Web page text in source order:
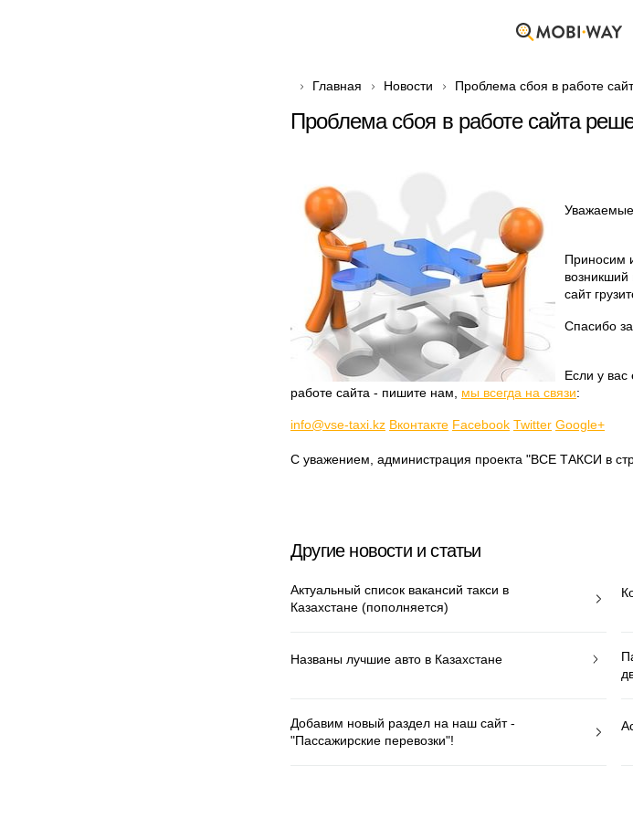
Главная Новости Проблема сбоя в работе
Проблема сбоя в работе сайта
Приносим
сайт
Спасибо
Если у
работе сайта - пишите нам, мы всегда на связи:
info@vse-taxi.kz Вконтакте Facebook Twitter Google+
С уважением, администрация проекта "ВСЕ ТАКСИ в
Другие новости и статьи
Актуальный список вакансий такси в
Казахстане (пополняется)
Названы лучшие авто в Казахстане
Добавим новый раздел на наш сайт -
"Пассажирские перевозки"!